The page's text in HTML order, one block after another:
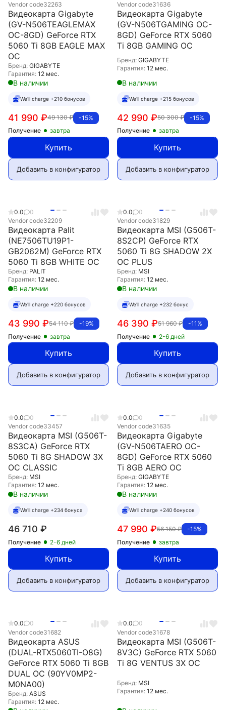
Vendor code32263
Видеокарта Gigabyte
(GV-N506TEAGLEMAX
OC-8GD) GeForce RTX
5060 Ti 8GB EAGLE MAX
OC
Бренд: GIGABYTE
Гарантия: 12 мес.
В наличии
We'll charge +210 бонусов
-15%
49 130₽
41 990 ₽
Получение завтра
Купить
Добавить в конфигуратор
Vendor code31636
Видеокарта Gigabyte
(GV-N506TGAMING OC-
8GD) GeForce RTX 5060
Ti 8GB GAMING OC
Бренд: GIGABYTE
Гарантия: 12 мес.
В наличии
We'll charge +215 бонусов
-15%
50 300₽
42 990 ₽
Получение завтра
Купить
Добавить в конфигуратор
0.0
0
Vendor code32209
Видеокарта Palit
(NE7506TU19P1-
GB2062M) GeForce RTX
5060 Ti 8GB WHITE OC
Бренд: PALIT
Гарантия: 12 мес.
В наличии
We'll charge +220 бонусов
-19%
54 110₽
43 990 ₽
Получение завтра
Купить
Добавить в конфигуратор
0.0
0
Vendor code31829
Видеокарта MSI (G506T-
8S2CP) GeForce RTX
5060 Ti 8G SHADOW 2X
OC PLUS
Бренд: MSI
Гарантия: 12 мес.
В наличии
We'll charge +232 бонус
-11%
51 960₽
46 390 ₽
Получение 2-6 дней
Купить
Добавить в конфигуратор
0.0
0
Vendor code33457
Видеокарта MSI (G506T-
8S3CA) GeForce RTX
5060 Ti 8G SHADOW 3X
OC CLASSIC
Бренд: MSI
Гарантия: 12 мес.
В наличии
We'll charge +234 бонуса
46 710 ₽
Получение 2-6 дней
Купить
Добавить в конфигуратор
0.0
0
Vendor code31635
Видеокарта Gigabyte
(GV-N506TAERO OC-
8GD) GeForce RTX 5060
Ti 8GB AERO OC
Бренд: GIGABYTE
Гарантия: 12 мес.
В наличии
We'll charge +240 бонусов
-15%
56 150₽
47 990 ₽
Получение завтра
Купить
Добавить в конфигуратор
0.0
0
Vendor code31682
Видеокарта ASUS
(DUAL-RTX5060TI-O8G)
GeForce RTX 5060 Ti 8GB
DUAL OC (90YV0MP2-
M0NA00)
Бренд: ASUS
Гарантия: 12 мес.
0.0
0
Vendor code31678
Видеокарта MSI (G506T-
8V3C) GeForce RTX 5060
Ti 8G VENTUS 3X OC
Бренд: MSI
Гарантия: 12 мес.